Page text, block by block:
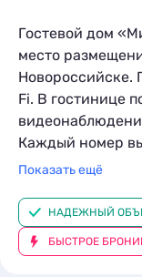
Гостевой дом
место
Новороссийске.
Fi. В гостинице
Каждый номер
с удобными
круглосуточным
остановки
для
Показать ещё
НАДЕЖНЫЙ
БЫСТРОЕ